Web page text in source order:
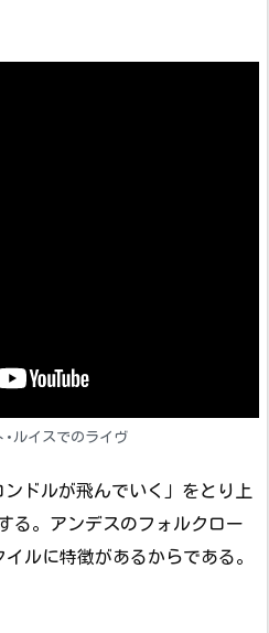
･ルイスでのライヴ
ドルが飛んでいく」をとり上
る。アンデスのフォルクロー
ルに特徴があるからである。